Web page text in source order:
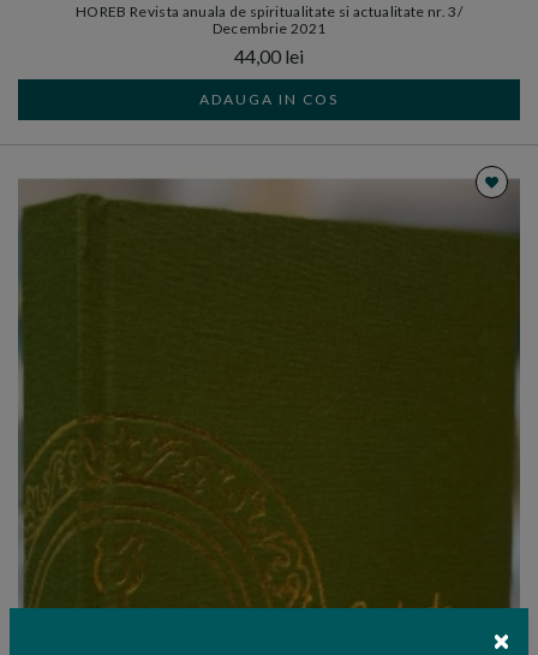
HOREB Revista anuala de spiritualitate si actualitate nr. 3/
Decembrie 2021
44,00 lei
ADAUGA IN COS